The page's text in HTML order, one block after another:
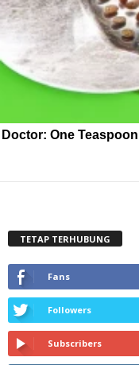
Doctor: One
TETAP TERHUBUNG
Fans
Followers
Subscribers